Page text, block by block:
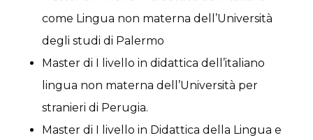
come Lingua non materna dell’Università
degli studi di Palermo
Master di I livello in didattica dell’italiano
lingua non materna dell’Università per
stranieri di Perugia.
Master di I livello in Didattica della Lingua e